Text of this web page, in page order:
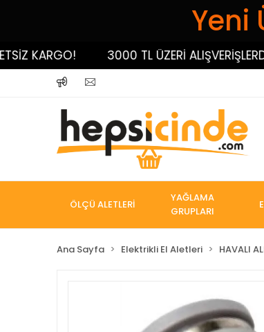
Yeni
KARGO! 3000 TL ÜZERİ ALIŞVERİŞLERDE
ÖLÇÜ ALETLERİ
YAĞLAMA
GRUPLARI
Ana Sayfa Elektrikli El Aletleri HAVALI